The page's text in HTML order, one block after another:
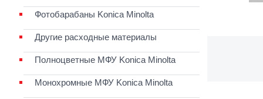
Фотобарабаны Konica Minolta
Другие расходные материалы
Полноцветные МФУ Konica Minolta
Монохромные МФУ Konica Minolta